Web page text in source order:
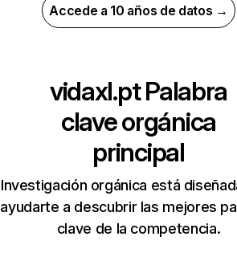
Accede a 10 años de datos →
vidaxl.ptPalabra
clave orgánica
principal
Investigación orgánica está
ayudarte a descubrir las mejores
clave de la competencia.